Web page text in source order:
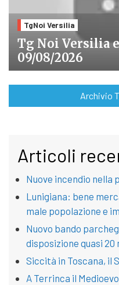
TgNoi Versilia
Tg Noi Versilia e
09/08/2026
Archivio
Articoli
Nuove incendio nella
Lunigiana: bene
male popolazione e
Nuovo bando
disposizione quasi 20
Siccità in Toscana, il
A Terrinca il